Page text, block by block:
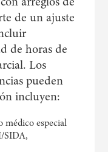
de un ajuste
de horas de
Los
pueden
incluyen:
médico especial
SIDA,